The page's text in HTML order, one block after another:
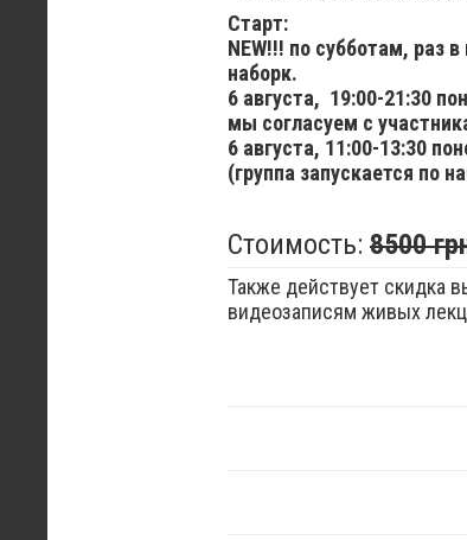
Старт:
NEW!!! по субботам, раз
наборк.
6 августа, 19:00-21:30
мы согласуем с
6 августа, 11:00-13:30
(группа запускается по
Стоимость: 8500
Также действует скидка
видеозаписям живых